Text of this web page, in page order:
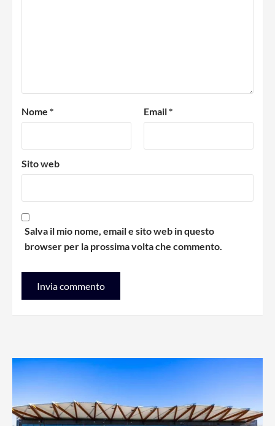
Nome * Email*
Sito web
Salva il mio nome, email e sito web in questo
browser per la prossima volta che commento.